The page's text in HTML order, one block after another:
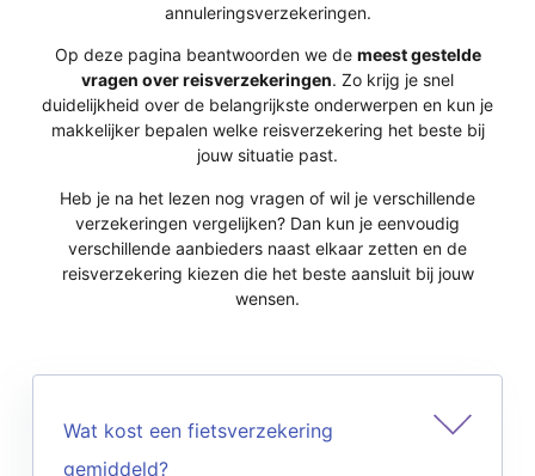
annuleringsverzekeringen.
Op deze pagina beantwoorden we de meest gestelde
vragen over reisverzekeringen. Zo krijg je snel
duidelijkheid over de belangrijkste onderwerpen en kun je
makkelijker bepalen welke reisverzekering het beste bij
jouw situatie past.
Heb je na het lezen nog vragen of wil je verschillende
verzekeringen vergelijken? Dan kun je eenvoudig
verschillende aanbieders naast elkaar zetten en de
reisverzekering kiezen die het beste aansluit bij jouw
wensen.
Wat kost een fietsverzekering
gemiddeld?